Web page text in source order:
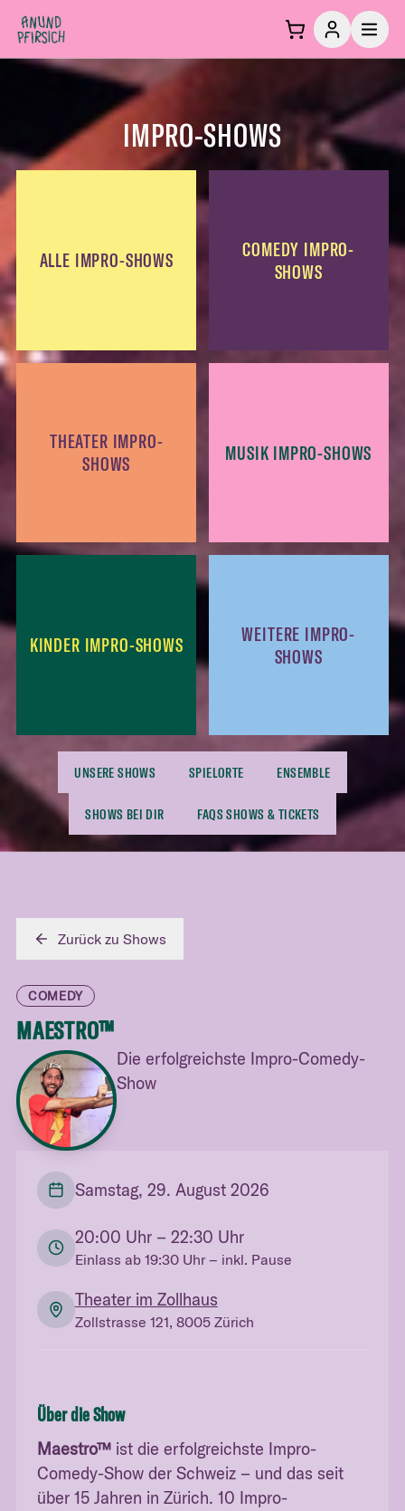
Zum Inhalt springen
IMPRO-SHOWS
ALLE IMPRO-SHOWS
COMEDY IMPRO-
SHOWS
THEATER IMPRO-
SHOWS
MUSIK IMPRO-SHOWS
KINDER IMPRO-SHOWS
WEITERE IMPRO-
SHOWS
UNSERE SHOWS SPIELORTE ENSEMBLE
SHOWS BEI DIR FAQS SHOWS & TICKETS
Zurück zu Shows
COMEDY
MAESTRO™
Die erfolgreichste Impro-Comedy-
Show
Samstag, 29. August 2026
20:00 Uhr– 22:30 Uhr
Einlass ab 19:30Uhr– inkl. Pause
Theater im Zollhaus
Zollstrasse 121, 8005 Zürich
Über die Show
Maestro™ ist die erfolgreichste Impro-
Comedy-Show der Schweiz – und das seit
über 15 Jahren in Zürich. 10 Impro-